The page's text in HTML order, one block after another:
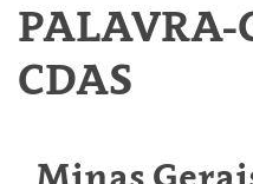
PALAVRA-
CDAS